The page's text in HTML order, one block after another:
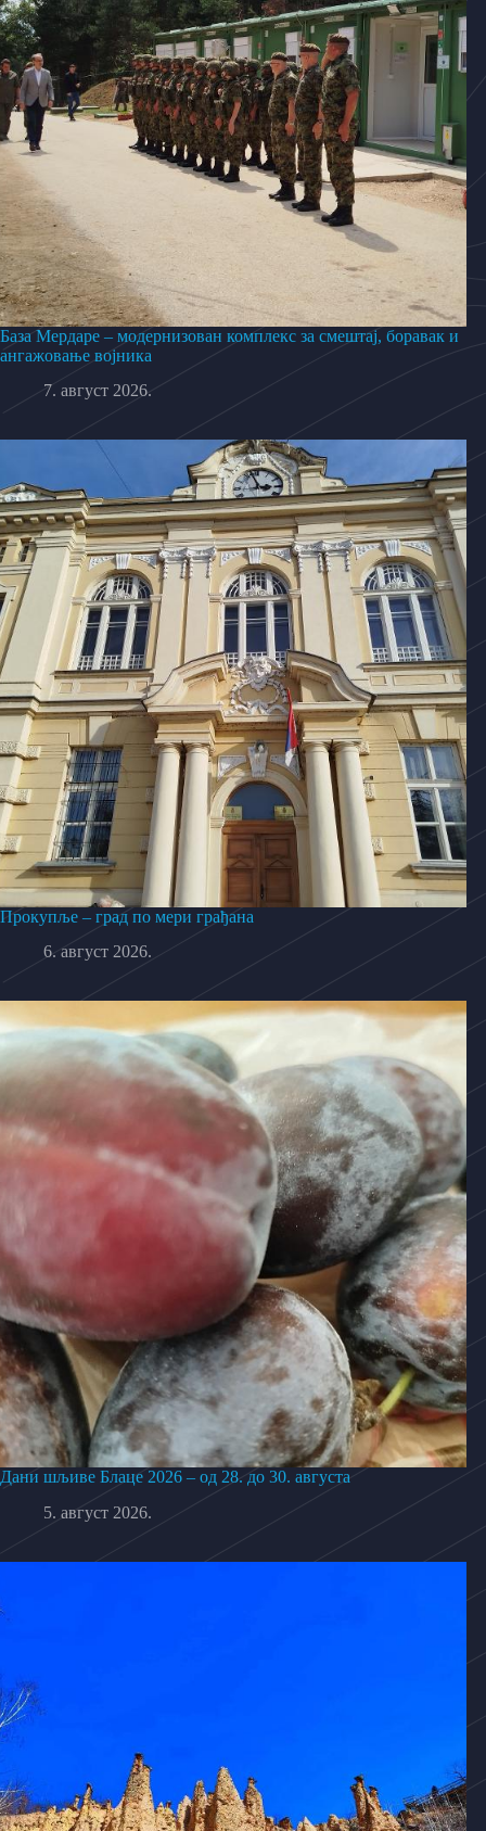
База Мердаре – модернизован комплекс за смештај, боравак и
ангажовање војника
7. август 2026.
Прокупље – град по мери грађана
6. август 2026.
Дани шљиве Блаце 2026 – од 28. до 30. августа
5. август 2026.